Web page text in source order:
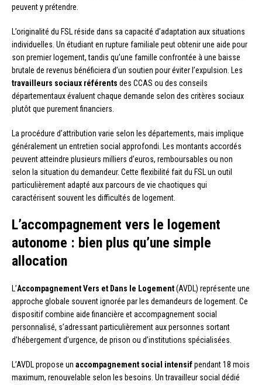
peuvent y prétendre.
L’originalité du FSL réside dans sa capacité d’adaptation aux situations
individuelles. Un étudiant en rupture familiale peut obtenir une aide pour
son premier logement, tandis qu’une famille confrontée à une baisse
brutale de revenus bénéficiera d’un soutien pour éviter l’expulsion. Les
travailleurs sociaux référents des CCAS ou des conseils
départementaux évaluent chaque demande selon des critères sociaux
plutôt que purement financiers.
La procédure d’attribution varie selon les départements, mais implique
généralement un entretien social approfondi. Les montants accordés
peuvent atteindre plusieurs milliers d’euros, remboursables ou non
selon la situation du demandeur. Cette flexibilité fait du FSL un outil
particulièrement adapté aux parcours de vie chaotiques qui
caractérisent souvent les difficultés de logement.
L’accompagnement vers le logement
autonome : bien plus qu’une simple
allocation
L’Accompagnement Vers et Dans le Logement(AVDL) représente une
approche globale souvent ignorée par les demandeurs de logement. Ce
dispositif combine aide financière et accompagnement social
personnalisé, s’adressant particulièrement aux personnes sortant
d’hébergement d’urgence, de prison ou d’institutions spécialisées.
L’AVDL propose un accompagnement social intensifpendant 18 mois
maximum, renouvelable selon les besoins. Un travailleur social dédié